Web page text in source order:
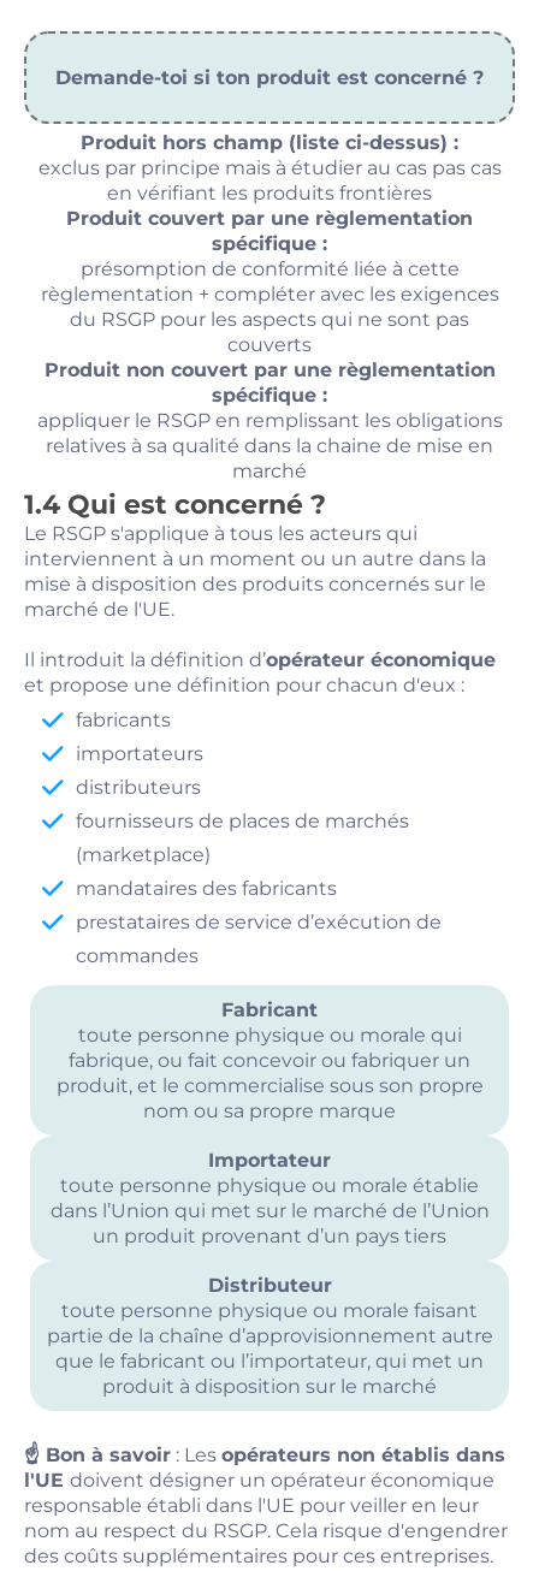
Demande-toi si ton produit est concerné ?
Produit hors champ (liste ci-dessus) :
exclus par principe mais à étudier au cas pas cas
en vérifiant les produits frontières
Produit couvert par une règlementation
spécifique :
présomption de conformité liée à cette
règlementation + compléter avec les exigences
du RSGP pour les aspects qui ne sont pas
couverts
Produit non couvert par une règlementation
spécifique :
appliquer le RSGP en remplissant les obligations
relatives à sa qualité dans la chaine de mise en
marché
1.4 Qui est concerné ?
Le RSGP s'applique à tous les acteurs qui
interviennent à un moment ou un autre dans la
mise à disposition des produits concernés sur le
marché de l'UE.
Il introduit la définition d’opérateur économique
et propose une définition pour chacun d'eux :
fabricants
importateurs
distributeurs
fournisseurs de places de marchés
(marketplace)
mandataires des fabricants
prestataires de service d’exécution de
commandes
Fabricant
toute personne physique ou morale qui
fabrique, ou fait concevoir ou fabriquer un
produit, et le commercialise sous son propre
nom ou sa propre marque
Importateur
toute personne physique ou morale établie
dans l’Union qui met sur le marché de l’Union
un produit provenant d’un pays tiers
Distributeur
toute personne physique ou morale faisant
partie de la chaîne d’approvisionnement autre
que le fabricant ou l’importateur, qui met un
produit à disposition sur le marché
☝️ Bon à savoir : Les opérateurs non établis dans
l'UE doivent désigner un opérateur économique
responsable établi dans l'UE pour veiller en leur
nom au respect du RSGP. Cela risque d'engendrer
des coûts supplémentaires pour ces entreprises.